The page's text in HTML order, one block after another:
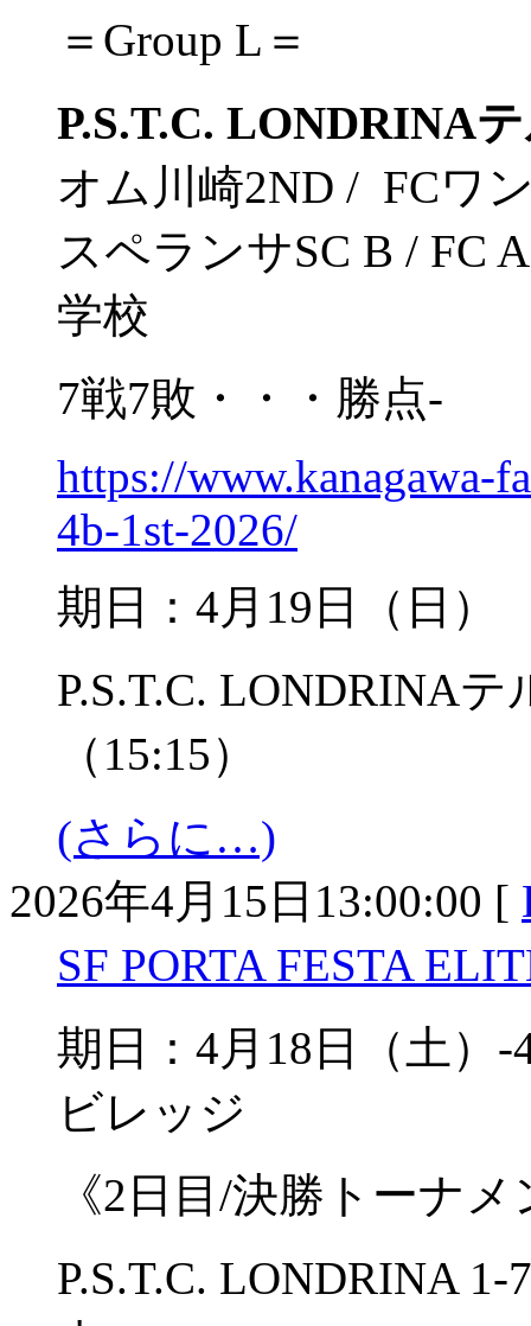
＝Group L＝
P.S.T.C. LONDRINA
オム川崎2ND / FCワ
スペランサSC B / FC
学校
7戦7敗・・・勝点-
https://www.kanagawa-
4b-1st-2026/
期日：4月19日（日
P.S.T.C. LONDRINA
（15:15）
(さらに…)
2026年4月15日13:00:00 [
SF PORTA FESTA
期日：4月18日（土
ビレッジ
《2日目/決勝トーナ
P.S.T.C. LONDRINA